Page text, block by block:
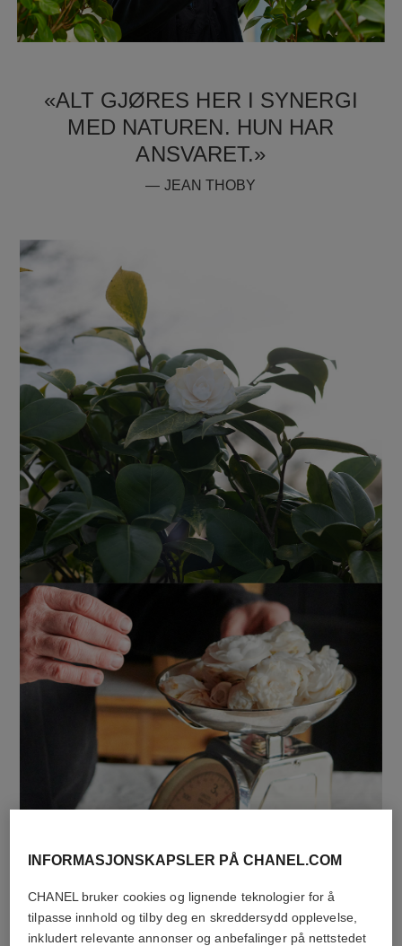
«ALT GJØRES HER I SYNERGI
MED NATUREN. HUN HAR
ANSVARET.»
— JEAN THOBY
INFORMASJONSKAPSLER PÅ CHANEL.COM
CHANEL bruker cookies og lignende teknologier for å
tilpasse innhold og tilby deg en skreddersydd opplevelse,
inkludert relevante annonser og anbefalinger på nettstedet